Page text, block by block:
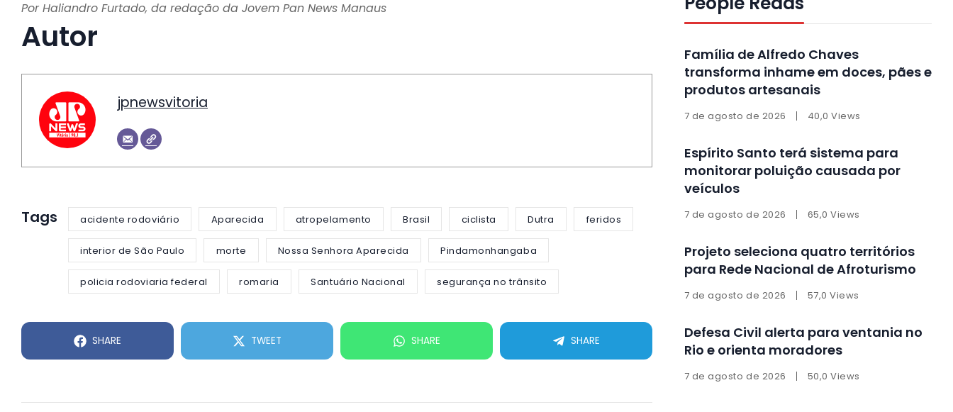
Por Haliandro Furtado, da redação da Jovem Pan News Manaus
Autor
jpnewsvitoria
Tags acidente rodoviário Aparecida atropelamento Brasil ciclista Dutra feridos
interior de São Paulo morte Nossa Senhora Aparecida Pindamonhangaba
policia rodoviaria federal romaria Santuário Nacional segurança no trânsito
SHARE TWEET SHARE SHARE
Família de Alfredo Chaves
transforma inhame em doces, pães e
produtos artesanais
7 de agosto de 2026 40,0 Views
Espírito Santo terá sistema para
monitorar poluição causada por
veículos
7 de agosto de 2026 65,0 Views
Projeto seleciona quatro territórios
para Rede Nacional de Afroturismo
7 de agosto de 2026 57,0 Views
Defesa Civil alerta para ventania no
Rio e orienta moradores
7 de agosto de 2026 50,0 Views